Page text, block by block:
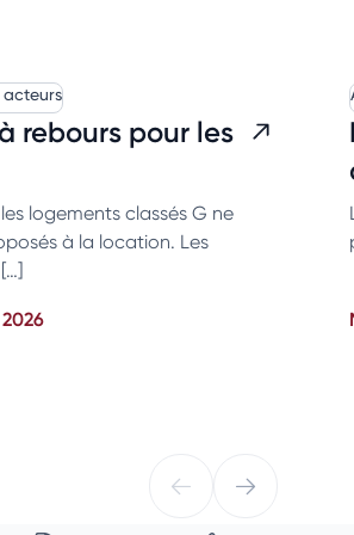
acteurs
rebours pour les
logements classés G ne
à la location. Les